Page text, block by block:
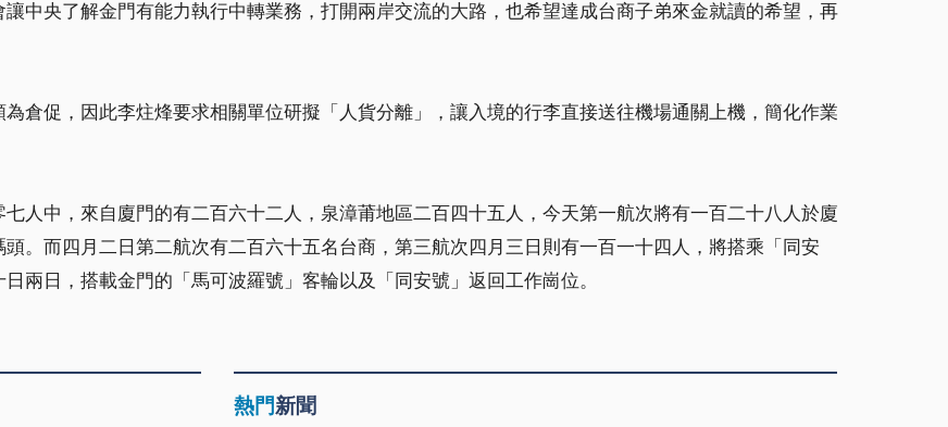
中央了解金門有能力執行中轉業務，打開兩岸交流的大路，也希望達成台商子弟來金就讀的希望，再
倉促，因此李炷烽要求相關單位研擬「人貨分離」，讓入境的行李直接送往機場通關上機，簡化作業
人中，來自廈門的有二百六十二人，泉漳莆地區二百四十五人，今天第一航次將有一百二十八人於廈
。而四月二日第二航次有二百六十五名台商，第三航次四月三日則有一百一十四人，將搭乘「同安
兩日，搭載金門的「馬可波羅號」客輪以及「同安號」返回工作崗位。
熱門新聞